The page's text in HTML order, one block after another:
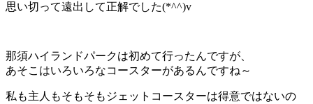
思い切って遠出して正解でした(*^^)v
那須ハイランドパークは初めて行ったんですが、
あそこはいろいろなコースターがあるんですね～
私も主人もそもそもジェットコースターは得意ではないの